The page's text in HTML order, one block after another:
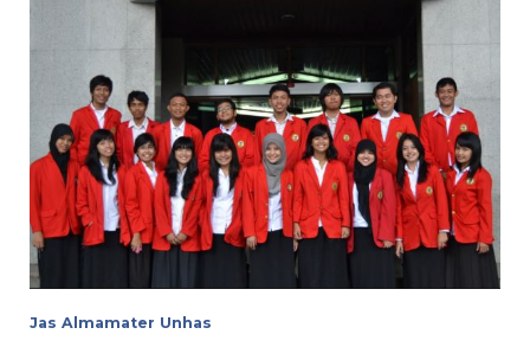
Jas Almamater Unhas